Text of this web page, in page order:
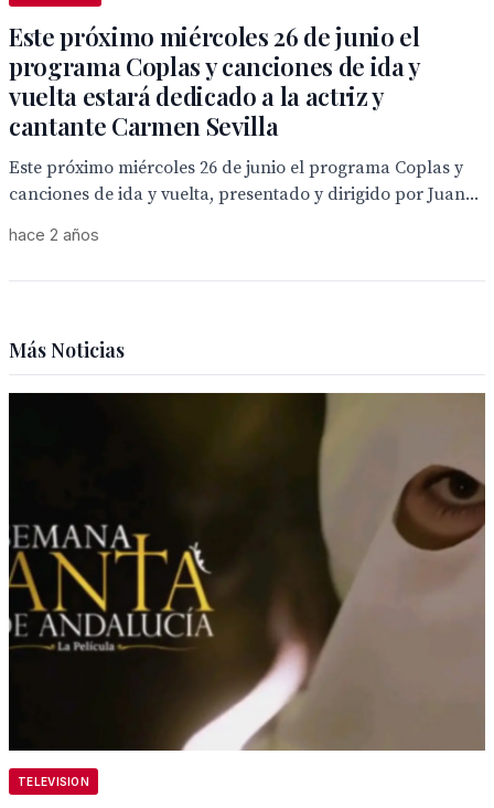
Este próximo miércoles 26 de junio el
programa Coplas y canciones de ida y
vuelta estará dedicado a la actriz y
cantante Carmen Sevilla
Este próximo miércoles 26 de junio el programa Coplas y
canciones de ida y vuelta, presentado y dirigido por Juan...
hace 2 años
Más Noticias
TELEVISION